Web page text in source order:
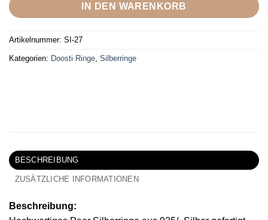
IN DEN WARENKORB
Artikelnummer: SI-27
Kategorien: Doosti Ringe, Silberringe
BESCHREIBUNG
ZUSÄTZLICHE INFORMATIONEN
Beschreibung: